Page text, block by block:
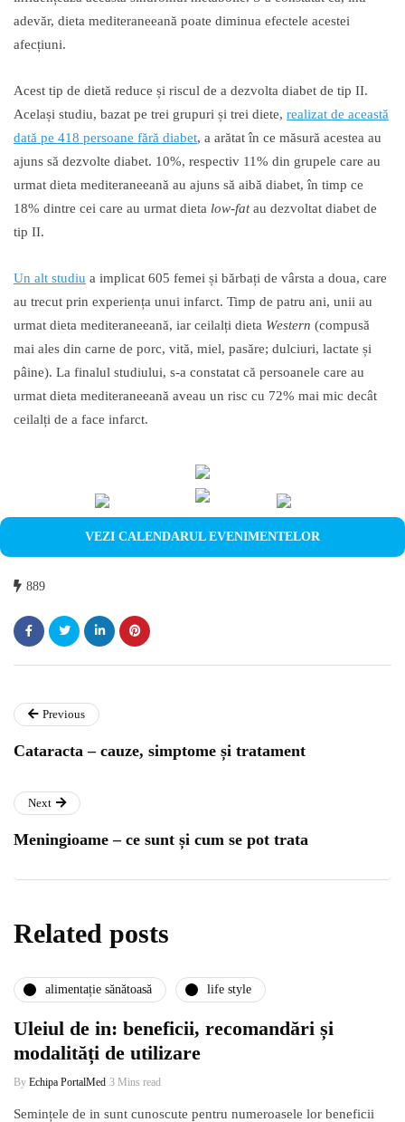
adevăr, dieta mediteraneeană poate diminua efectele acestei
afecțiuni.
Acest tip de dietă reduce și riscul de a dezvolta diabet de tip II.
Același studiu, bazat pe trei grupuri și trei diete, realizat de această
dată pe 418 persoane fără diabet, a arătat în ce măsură acestea au
ajuns să dezvolte diabet. 10%, respectiv 11% din grupele care au
urmat dieta mediteraneeană au ajuns să aibă diabet, în timp ce
18% dintre cei care au urmat dieta low-fatau dezvoltat diabet de
tip II.
Un alt studiu a implicat 605 femei și bărbați de vârsta a doua, care
au trecut prin experiența unui infarct. Timp de patru ani, unii au
urmat dieta mediteraneeană, iar ceilalți dieta Western (compusă
mai ales din carne de porc, vită, miel, pasăre; dulciuri, lactate și
pâine). La finalul studiului, s-a constatat că persoanele care au
urmat dieta mediteraneeană aveau un risc cu 72% mai mic decât
ceilalți de a face infarct.
VEZI CALENDARUL EVENIMENTELOR
889
Previous
Cataracta – cauze, simptome și tratament
Next
Meningioame – ce sunt și cum se pot trata
Related posts
alimentație sănătoasă life style
Uleiul de in: beneficii, recomandări și
modalități de utilizare
By Echipa PortalMed 3 Mins read
Semințele de in sunt cunoscute pentru numeroasele lor beneficii